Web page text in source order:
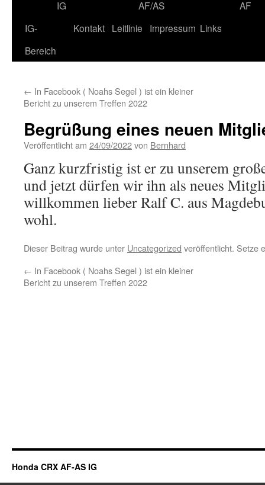
IG
AF/AS
AF
IG-
Bereich
Kontakt Leitlinie Impressum Links
← In Facebook ( Noahs Segel ) ist ein kleiner
Bericht zu unserem Treffen 2022
Begrüßung eines neuen
Veröffentlicht am 24/09/2022von Bernhard
Ganz kurzfristig ist er zu unserem
und jetzt dürfen wir ihn als neues
willkommen lieber Ralf C. aus
wohl.
Dieser Beitrag wurde unter Uncategorized veröffentlicht. Setze
← In Facebook ( Noahs Segel ) ist ein kleiner
Bericht zu unserem Treffen 2022
Honda CRX AF-AS IG